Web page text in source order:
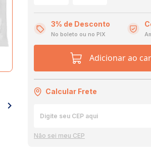
3% de Desconto
No boleto ou no PIX
Adicionar ao
Calcular Frete
Não sei meu CEP